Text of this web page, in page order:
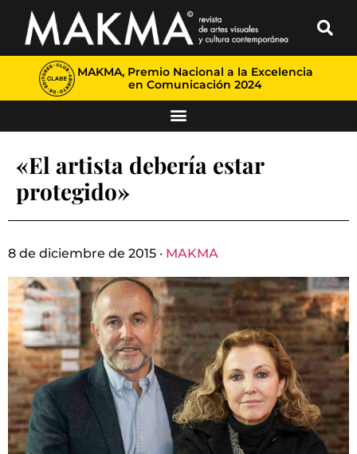
MAKMA, Premio Nacional a la Excelencia
en Comunicación 2024
«El artista debería estar
protegido»
8 de diciembre de 2015 · MAKMA